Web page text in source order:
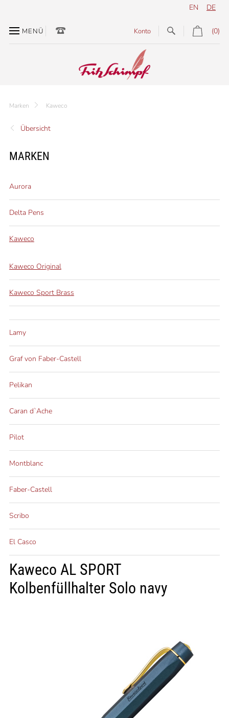
DE
EN
MENÜ (0)
Konto
Übersicht
Marken Kaweco
MARKEN
Aurora
Delta Pens
Kaweco
Kaweco Original
Kaweco Sport Brass
Lamy
Graf von Faber-Castell
Pelikan
Caran d`Ache
Pilot
Montblanc
Faber-Castell
Scribo
El Casco
Kaweco AL SPORT
Kolbenfüllhalter Solo navy